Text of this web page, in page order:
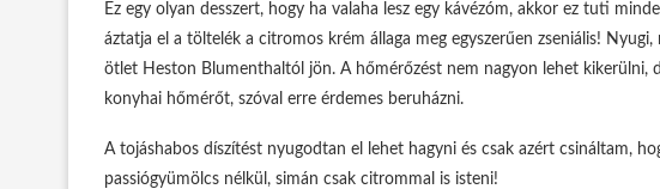
Ez egy olyan desszert, hogy ha valaha lesz egy kávézóm, akkor ez tuti
áztatja el a töltelék a citromos krém állaga meg egyszerűen zseniális!
ötlet Heston Blumenthaltól jön. A hőmérőzést nem nagyon lehet kikerülni,
konyhai hőmérőt, szóval erre érdemes beruházni.
A tojáshabos díszítést nyugodtan el lehet hagyni és csak azért csináltam,
passiógyümölcs nélkül, simán csak citrommal is isteni!